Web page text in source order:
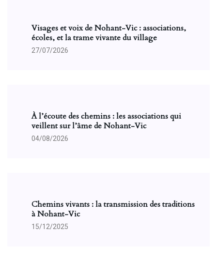
Visages et voix de Nohant-Vic : associations,
écoles, et la trame vivante du village
27/07/2026
À l’écoute des chemins : les associations qui
veillent sur l’âme de Nohant-Vic
04/08/2026
Chemins vivants : la transmission des traditions
à Nohant-Vic
15/12/2025